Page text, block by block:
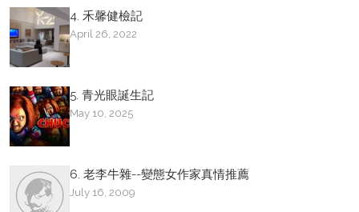
4. 禾馨健檢記
April 26, 2022
5. 青光眼誕生記
May 10, 2025
6. 老李牛雜--變態女作家真情推薦
July 16, 2009